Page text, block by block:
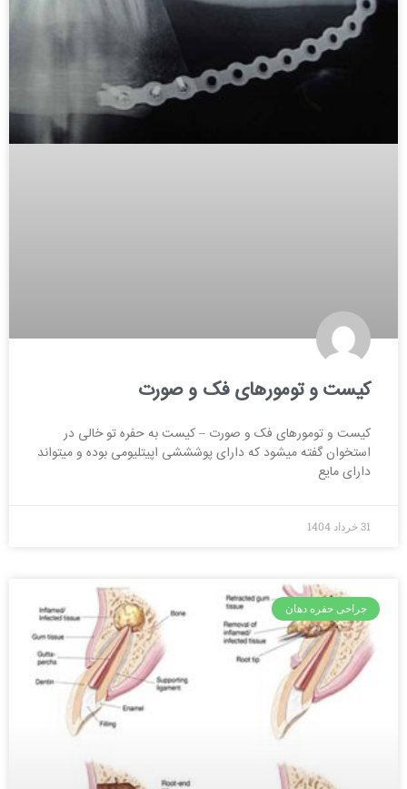
کیست و تومورهای فک و صورت
کیست و تومورهای فک و صورت – کیست به حفره تو خالی در
استخوان گفته میشود که دارای پوشششی اپیتلیومی بوده و میتواند
دارای مایع
31 خرداد 1404
جراحی حفره دهان